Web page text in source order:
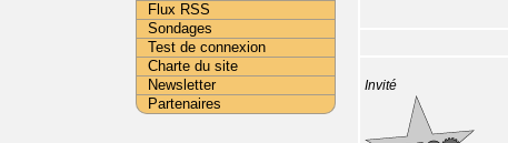
Invité
Flux RSS
Sondages
Test de connexion
Charte du site
Newsletter
Partenaires